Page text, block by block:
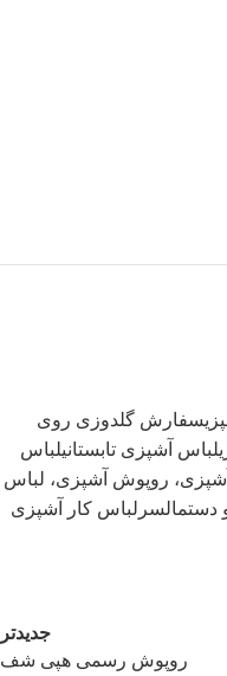
سفارش گلدوزی روی
لباس آشپزی تابستانیلباس
روپوش آشپزی، لباس
دستمالسر لباس کار آشپزی
جدیدتر
روپوش رسمی هپی شف